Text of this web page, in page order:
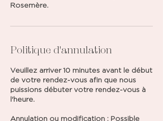
Rosemère.
Politique d'annulation
Veuillez arriver 10 minutes avant le début
de votre rendez-vous afin que nous
puissions débuter votre rendez-vous à
l'heure.
Annulation ou modification : Possible